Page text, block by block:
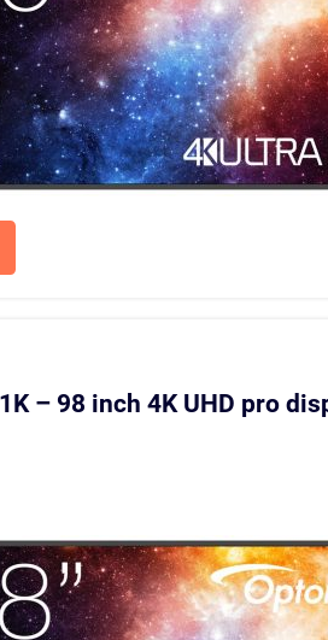
– 98 inch 4K UHD pro